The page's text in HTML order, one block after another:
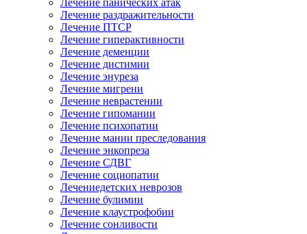
Лечение панических атак
Лечение раздражительности
Лечение ПТСР
Лечение гиперактивности
Лечение деменции
Лечение дистимии
Лечение энуреза
Лечение мигрени
Лечение неврастении
Лечение гипомании
Лечение психопатии
Лечение мании преследования
Лечение энкопреза
Лечение СДВГ
Лечение социопатии
Лечениедетских неврозов
Лечение булимии
Лечение клаустрофобии
Лечение сонливости